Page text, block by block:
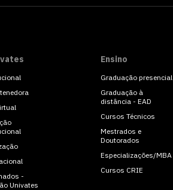
-
Univates
Ensino
Graduação presencial
Graduação à
distância - EAD
Cursos Técnicos
Mestrados e
Doutorados
Especializações/MBA
Cursos CRIE